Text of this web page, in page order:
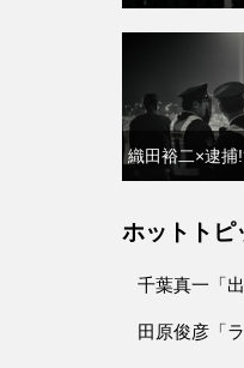
織田裕二×逮捕
ホットトピ
千葉真一「
田原俊彦「